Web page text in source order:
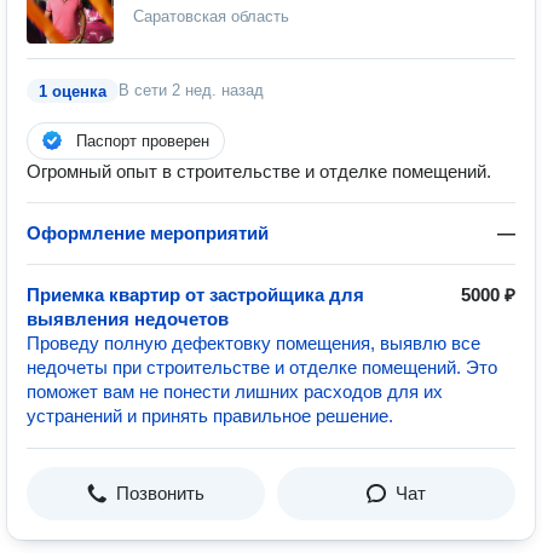
Саратовская область
1 оценка В сети 2 нед. назад
Паспорт проверен
Огромный опыт в строительстве и отделке помещений.
Оформление мероприятий —
Приемка квартир от застройщика для
выявления недочетов
5000 ₽
Проведу полную дефектовку помещения, выявлю все
недочеты при строительстве и отделке помещений. Это
поможет вам не понести лишних расходов для их
устранений и принять правильное решение.
Позвонить Чат